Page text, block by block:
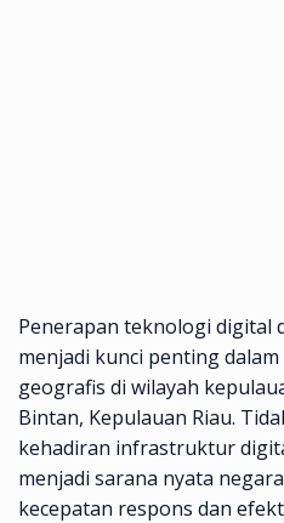
Penerapan teknologi digital
menjadi kunci penting
geografis di wilayah
Bintan, Kepulauan Riau.
kehadiran infrastruktur
menjadi sarana nyata
kecepatan respons dan